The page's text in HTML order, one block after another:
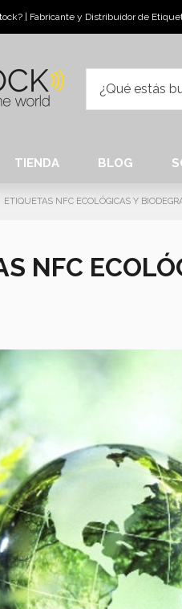
| Fabricante y Distribuidor de
TIENDA BLOG
ETIQUETAS NFC ECOLÓGICAS Y
NFC